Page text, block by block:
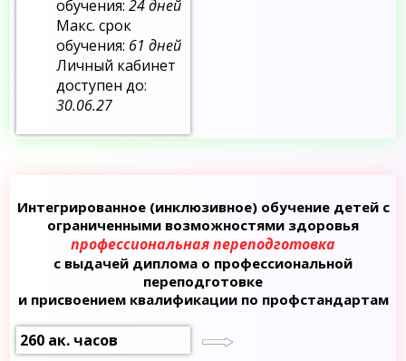
обучения:24 дней
Макс. срок
обучения: 61 дней
Личный кабинет
доступен до:
30.06.27
Интегрированное (инклюзивное) обучение детей с
ограниченными возможностями здоровья
профессиональная переподготовка
с выдачей диплома о профессиональной
переподготовке
и присвоением квалификации по профстандартам
260 ак. часов